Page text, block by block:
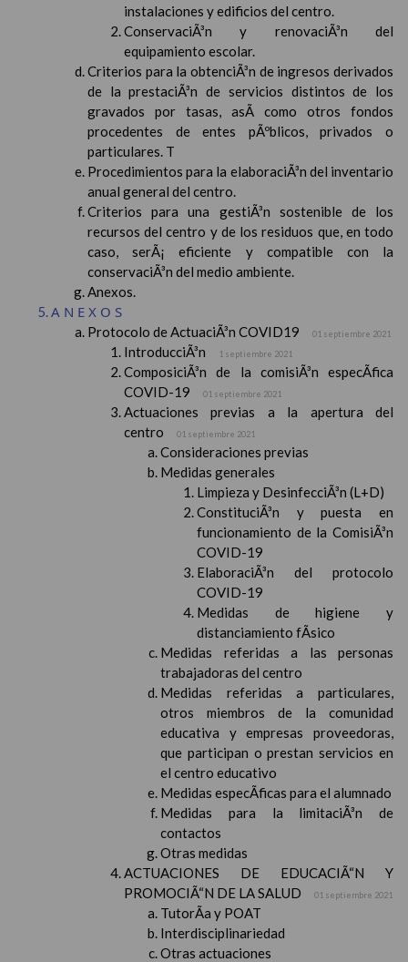
instalaciones y edificios del centro.
ConservaciÃ³n y renovaciÃ³n del
equipamiento escolar.
Criterios para la obtenciÃ³n de ingresos derivados
de la prestaciÃ³n de servicios distintos de los
gravados por tasas, asÃ­ como otros fondos
procedentes de entes pÃºblicos, privados o
particulares. T
Procedimientos para la elaboraciÃ³n del inventario
anual general del centro.
Criterios para una gestiÃ³n sostenible de los
recursos del centro y de los residuos que, en todo
caso, serÃ¡ eficiente y compatible con la
conservaciÃ³n del medio ambiente.
Anexos.
ANEXOS
Protocolo de ActuaciÃ³n COVID19 01 septiembre 2021
IntroducciÃ³n 1 septiembre 2021
ComposiciÃ³n de la comisiÃ³n especÃ­fica
COVID-19
01 septiembre 2021
Actuaciones previas a la apertura del
centro
01 septiembre 2021
Consideraciones previas
Medidas generales
Limpieza y DesinfecciÃ³n (L+D)
ConstituciÃ³n y puesta en
funcionamiento de la ComisiÃ³n
COVID-19
ElaboraciÃ³n del protocolo
COVID-19
Medidas de higiene y
distanciamiento fÃ­sico
Medidas referidas a las personas
trabajadoras del centro
Medidas referidas a particulares,
otros miembros de la comunidad
educativa y empresas proveedoras,
que participan o prestan servicios en
el centro educativo
Medidas especÃ­ficas para el alumnado
Medidas para la limitaciÃ³n de
contactos
Otras medidas
ACTUACIONES DE EDUCACIÃ“N Y
PROMOCIÃ“N DE LA SALUD
01 septiembre 2021
TutorÃ­a y POAT
Interdisciplinariedad
Otras actuaciones